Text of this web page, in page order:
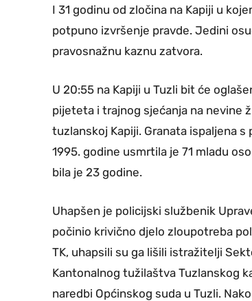
I 31 godinu od zločina na Kapiji u
potpuno izvršenje pravde. Jedini
pravosnažnu kaznu zatvora.
U 20:55 na Kapiji u Tuzli bit će
pijeteta i trajnog sjećanja na nevine
tuzlanskoj Kapiji. Granata ispaljena s
1995. godine usmrtila je 71 mladu
bila je 23 godine.
Uhapšen je policijski službenik
počinio krivično djelo zloupotreba
TK, uhapsili su ga lišili istražitelji
Kantonalnog tužilaštva Tuzlanskog
naredbi Općinskog suda u Tuzli.